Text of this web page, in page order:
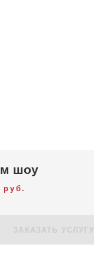
шоу
руб.
ЗАКАЗАТЬ УСЛУГУ